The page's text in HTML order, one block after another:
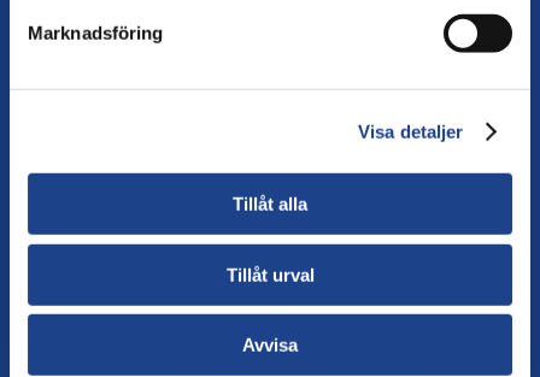
Marknadsföring
Visa detaljer
Tillåt alla
Tillåt urval
Avvisa
Våra expertområden
hantera konflikt och skapa demokratiska